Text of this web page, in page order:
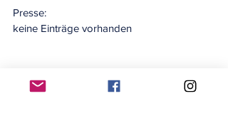
Presse:
keine Einträge vorhanden
Einsätze